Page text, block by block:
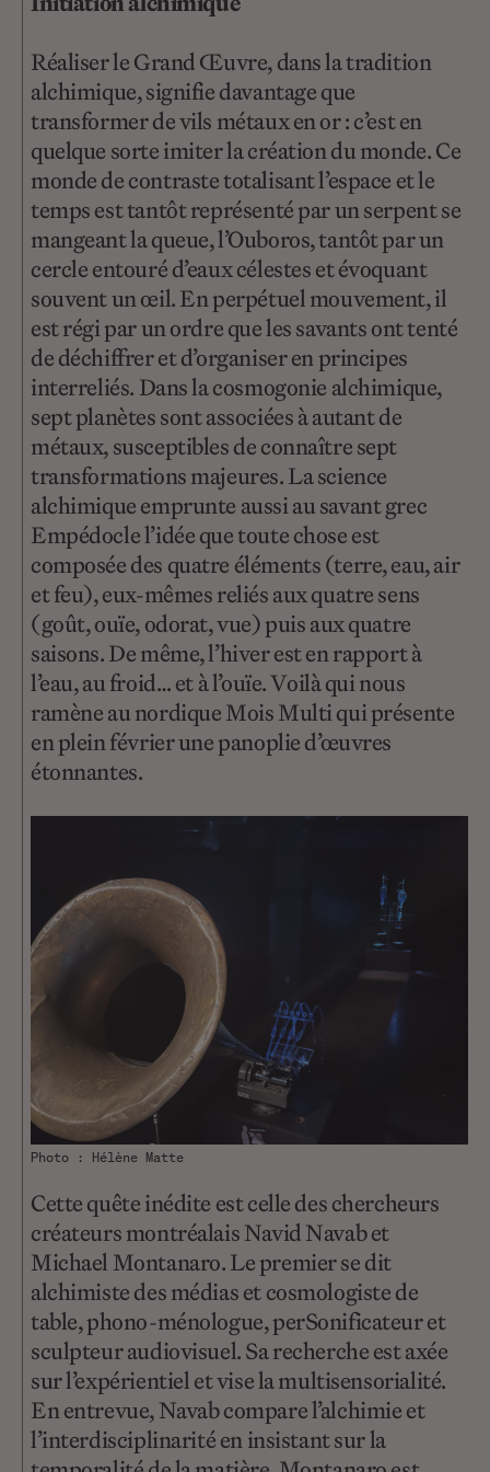
Réaliser le Grand Œuvre, dans la tradition
alchimique, signifie davantage que
transformer de vils métaux en or : c’est en
quelque sorte imiter la création du monde. Ce
monde de contraste totalisant l’espace et le
temps est tantôt représenté par un serpent se
mangeant la queue, l’Ouboros, tantôt par un
cercle entouré d’eaux célestes et évoquant
souvent un œil. En perpétuel mouvement, il
est régi par un ordre que les savants ont tenté
de déchiffrer et d’organiser en principes
interreliés. Dans la cosmogonie alchimique,
sept planètes sont associées à autant de
métaux, susceptibles de connaître sept
transformations majeures. La science
alchimique emprunte aussi au savant grec
Empédocle l’idée que toute chose est
composée des quatre éléments (terre, eau, air
et feu), eux-mêmes reliés aux quatre sens
(goût, ouïe, odorat, vue) puis aux quatre
saisons. De même, l’hiver est en rapport à
l’eau, au froid… et à l’ouïe. Voilà qui nous
ramène au nordique Mois Multi qui présente
en plein février une panoplie d’œuvres
étonnantes.
Photo : Hélène Matte
Cette quête inédite est celle des chercheurs
créateurs montréalais Navid Navab et
Michael Montanaro. Le premier se dit
alchimiste des médias et cosmologiste de
table, phono-ménologue, perSonificateur et
sculpteur audiovisuel. Sa recherche est axée
sur l’expérientiel et vise la multisensorialité.
En entrevue, Navab compare l’alchimie et
l’interdisciplinarité en insistant sur la